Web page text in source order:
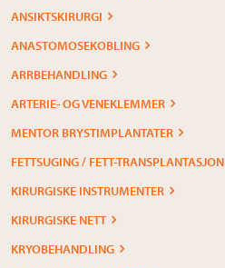
ANSIKTSKIRURGI
ANASTOMOSEKOBLING
ARRBEHANDLING
ARTERIE- OG VENEKLEMMER
MENTOR BRYSTIMPLANTATER
FETTSUGING / FETT-TRANSPLANTASJON
KIRURGISKE INSTRUMENTER
KIRURGISKE NETT
KRYOBEHANDLING